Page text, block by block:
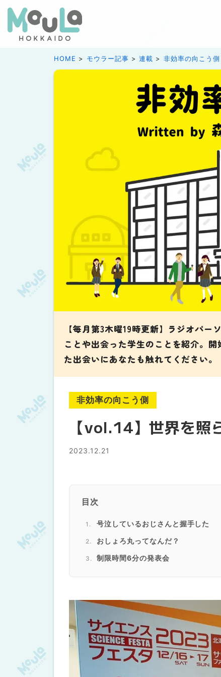
HOME モウラー記事 連載 非効率の向こう側
【毎月第3木曜19時更新】ラジオパ
ことや出会った学生のことを紹介。
た出会いにあなたも触れてください。
非効率の向こう側
【vol.14】世界を
2023.12.21
目次
号泣しているおじさんと握手した
おしょろ丸ってなんだ？
制限時間6分の発表会